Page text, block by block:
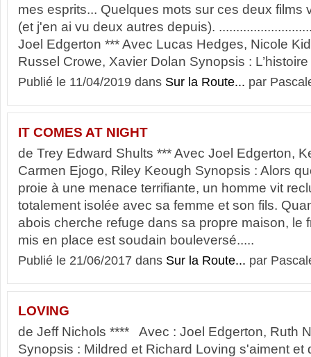
mes esprits... Quelques mots sur ces deux films
(et j'en ai vu deux autres depuis).
Joel Edgerton *** Avec Lucas Hedges, Nicole
Russel Crowe, Xavier Dolan Synopsis :
Publié le 11/04/2019 dans Sur la Route... par
IT COMES AT NIGHT
de Trey Edward Shults *** Avec Joel Edgerton,
Carmen Ejogo, Riley Keough Synopsis : Alors
proie à une menace terrifiante, un homme vit
totalement isolée avec sa femme et son fils.
abois cherche refuge dans sa propre maison, le
mis en place est soudain bouleversé.....
Publié le 21/06/2017 dans Sur la Route... par
LOVING
de Jeff Nichols **** Avec : Joel Edgerton, Ruth
Synopsis : Mildred et Richard Loving s'aiment et